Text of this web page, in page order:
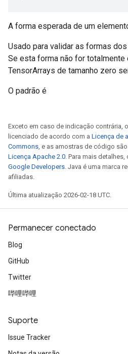
A forma esperada de um
Usado para validar as formas
Se esta forma não for
TensorArrays de tamanho zero
O padrão é
Exceto em caso de indicação contrária,
licenciado de acordo com a Licença de
Commons, e as amostras de código
Licença Apache 2.0. Para mais detalhes,
Google Developers. Java é uma marca
afiliadas.
Última atualização 2026-02-18 UTC.
Permanecer conectado
Blog
GitHub
Twitter
哔哩哔哩
Suporte
Issue Tracker